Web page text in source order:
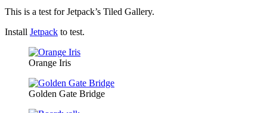
This is a test for Jetpack’s Tiled Gallery.
Install Jetpack to test.
Orange Iris
Golden Gate Bridge